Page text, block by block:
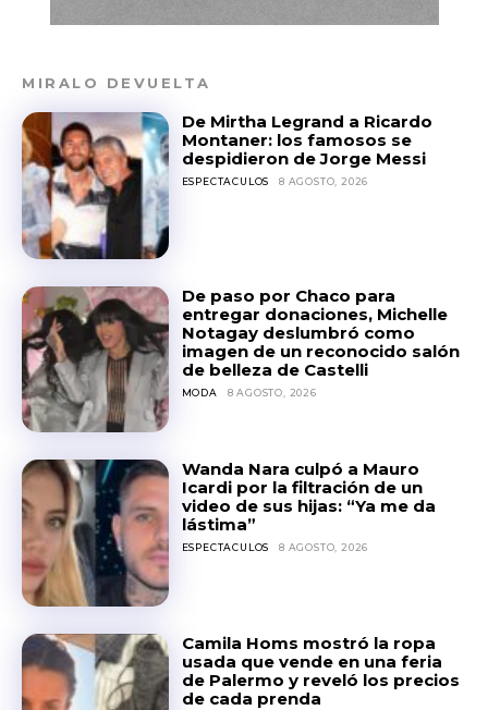
MIRALO DEVUELTA
De Mirtha Legrand a Ricardo
Montaner: los famosos se
despidieron de Jorge Messi
ESPECTACULOS 8 AGOSTO, 2026
De paso por Chaco para
entregar donaciones, Michelle
Notagay deslumbró como
imagen de un reconocido salón
de belleza de Castelli
MODA 8 AGOSTO, 2026
Wanda Nara culpó a Mauro
Icardi por la filtración de un
video de sus hijas: “Ya me da
lástima”
ESPECTACULOS 8 AGOSTO, 2026
Camila Homs mostró la ropa
usada que vende en una feria
de Palermo y reveló los precios
de cada prenda